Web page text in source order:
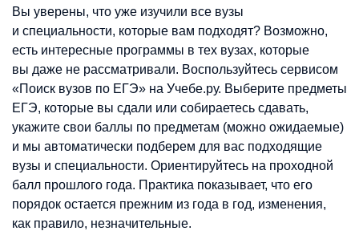
Вы уверены, что уже изучили все вузы
и специальности, которые вам подходят? Возможно,
есть интересные программы в тех вузах, которые
вы даже не рассматривали. Воспользуйтесь сервисом
«Поиск вузов по ЕГЭ» на Учебе.ру. Выберите предметы
ЕГЭ, которые вы сдали или собираетесь сдавать,
укажите свои баллы по предметам (можно ожидаемые)
и мы автоматически подберем для вас подходящие
вузы и специальности. Ориентируйтесь на проходной
балл прошлого года. Практика показывает, что его
порядок остается прежним из года в год, изменения,
как правило, незначительные.